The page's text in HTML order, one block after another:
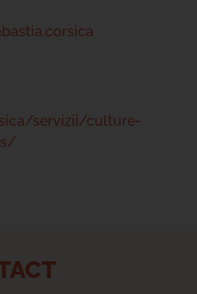
servizii/culture-